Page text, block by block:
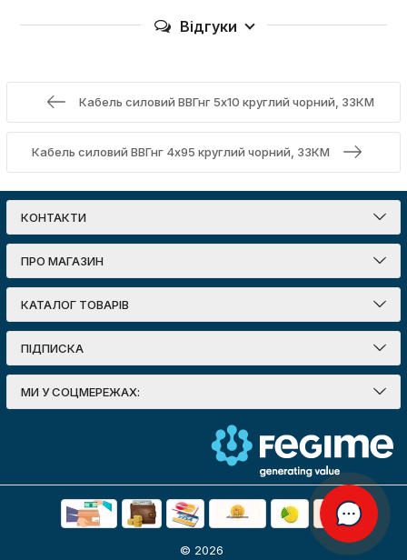
Відгуки
Кабель силовий ВВГнг 5х10 круглий чорний, ЗЗКМ
Кабель силовий ВВГнг 4х95 круглий чорний, ЗЗКМ
КОНТАКТИ
ПРО МАГАЗИН
КАТАЛОГ ТОВАРІВ
ПІДПИСКА
МИ У СОЦМЕРЕЖАХ:
© 2026